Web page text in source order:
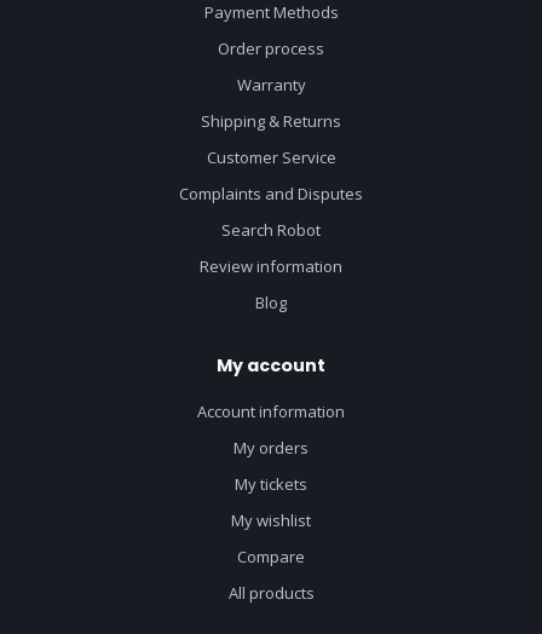
Payment Methods
Order process
Warranty
Shipping & Returns
Customer Service
Complaints and Disputes
Search Robot
Review information
Blog
My account
Account information
My orders
My tickets
My wishlist
Compare
All products